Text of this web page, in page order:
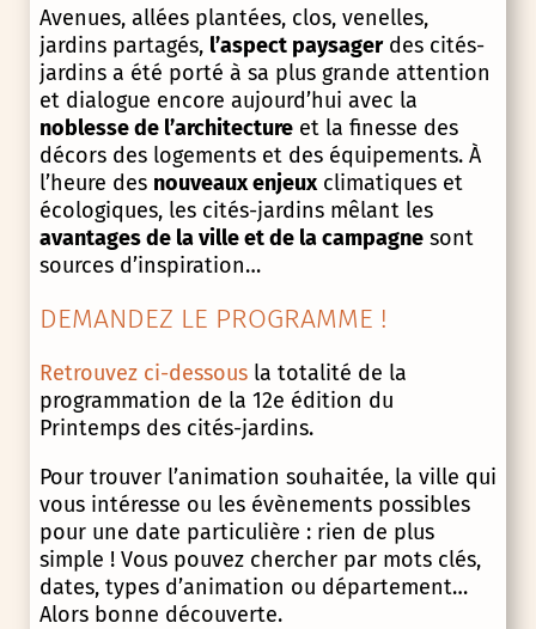
Avenues, allées plantées, clos, venelles,
jardins partagés, l’aspect paysagerdes cités-
jardins a été porté à sa plus grande attention
et dialogue encore aujourd’hui avec la
noblesse de l’architectureet la finesse des
décors des logements et des équipements. À
l’heure des nouveaux enjeuxclimatiques et
écologiques, les cités-jardins mêlant les
avantages de la ville et de la campagnesont
sources d’inspiration…
DEMANDEZ LE PROGRAMME !
Retrouvez ci-dessousla totalité de la
programmation de la 12e édition du
Printemps des cités-jardins.
Pour trouver l’animation souhaitée, la ville qui
vous intéresse ou les évènements possibles
pour une date particulière : rien de plus
simple ! Vous pouvez chercher par mots clés,
dates, types d’animation ou département…
Alors bonne découverte.